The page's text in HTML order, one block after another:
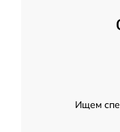
Ищем